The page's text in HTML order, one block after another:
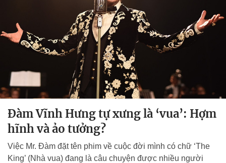
Đàm Vĩnh Hưng tự xưng là ‘vua’: Hợm
hĩnh và ảo tưởng?
Việc Mr. Đàm đặt tên phim về cuộc đời mình có chữ ‘The
King’ (Nhà vua) đang là câu chuyện được nhiều người